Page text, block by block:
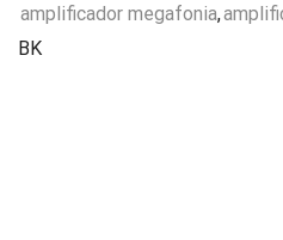
amplificador megafonia,
BK